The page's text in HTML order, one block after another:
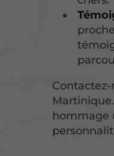
Contactez-
hommage